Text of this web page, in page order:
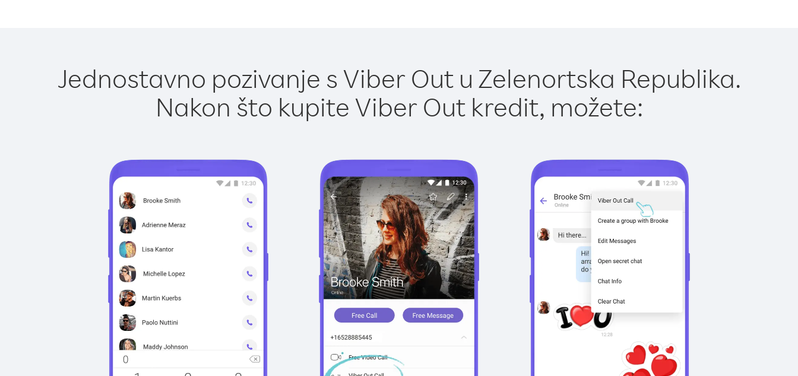
Jednostavno pozivanje s Viber Out u Zelenortska Republika.
Nakon što kupite Viber Out kredit, možete: